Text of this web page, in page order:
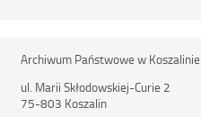
Archiwum Państwowe w Koszalinie
ul. Marii Skłodowskiej-Curie 2
75-803 Koszalin